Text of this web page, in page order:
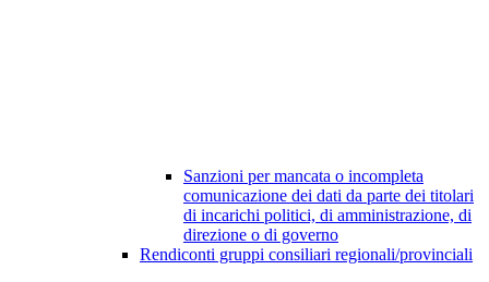
Sanzioni per mancata o incompleta
comunicazione dei dati da parte dei titolari
di incarichi politici, di amministrazione, di
direzione o di governo
Rendiconti gruppi consiliari regionali/provinciali